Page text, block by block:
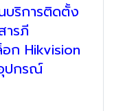
บริการติดตั้ง
ก Hikvision
ปกรณ์